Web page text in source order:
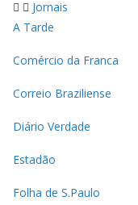
Jornais
A Tarde
Comércio da Franca
Correio Braziliense
Diário Verdade
Estadão
Folha de S.Paulo